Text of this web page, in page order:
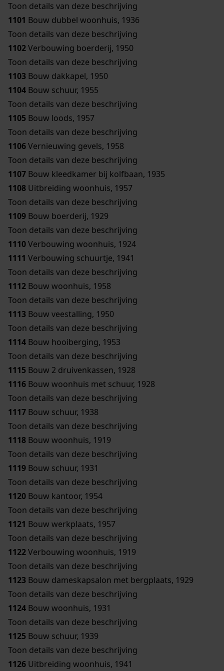
Toon details van deze beschrijving
1101 Bouw dubbel woonhuis, 1936
Toon details van deze beschrijving
1102Verbouwing boerderij, 1950
Toon details van deze beschrijving
1103 Bouw dakkapel, 1950
1104 Bouw schuur, 1955
Toon details van deze beschrijving
1105 Bouw loods, 1957
Toon details van deze beschrijving
1106Vernieuwing gevels, 1958
Toon details van deze beschrijving
1107 Bouw kleedkamer bij kolfbaan, 1935
1108 Uitbreiding woonhuis, 1957
Toon details van deze beschrijving
1109 Bouw boerderij, 1929
Toon details van deze beschrijving
1110Verbouwing woonhuis, 1924
1111 Verbouwing schuurtje, 1941
Toon details van deze beschrijving
1112 Bouw woonhuis, 1958
Toon details van deze beschrijving
1113 Bouw veestalling, 1950
Toon details van deze beschrijving
1114 Bouw hooiberging, 1953
Toon details van deze beschrijving
1115 Bouw 2 druivenkassen, 1928
1116 Bouw woonhuis met schuur, 1928
Toon details van deze beschrijving
1117 Bouw schuur, 1938
Toon details van deze beschrijving
1118 Bouw woonhuis, 1919
Toon details van deze beschrijving
1119 Bouw schuur, 1931
Toon details van deze beschrijving
1120 Bouw kantoor, 1954
Toon details van deze beschrijving
1121 Bouw werkplaats, 1957
Toon details van deze beschrijving
1122Verbouwing woonhuis, 1919
Toon details van deze beschrijving
1123 Bouw dameskapsalon met bergplaats, 1929
Toon details van deze beschrijving
1124 Bouw woonhuis, 1931
Toon details van deze beschrijving
1125 Bouw schuur, 1939
Toon details van deze beschrijving
1126 Uitbreiding woonhuis, 1941